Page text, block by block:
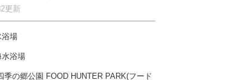
更新
浴場
水浴場
季の郷公園 FOOD HUNTER PARK(フード